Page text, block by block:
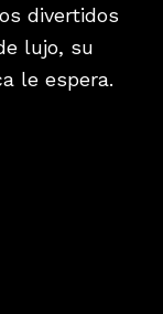
divertidos
lujo, su
le espera.